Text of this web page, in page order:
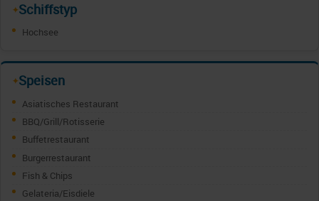
✦Schiffstyp
Hochsee
✦Speisen
Asiatisches Restaurant
BBQ/Grill/Rotisserie
Buffetrestaurant
Burgerrestaurant
Fish & Chips
Gelateria/Eisdiele